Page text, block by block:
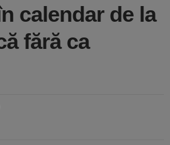
calendar de la
fără ca